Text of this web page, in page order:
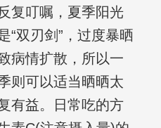
复叮嘱，夏季阳光
“双刃剑”，过度暴晒
病情扩散，所以一
则可以适当晒晒太
有益。日常吃的方